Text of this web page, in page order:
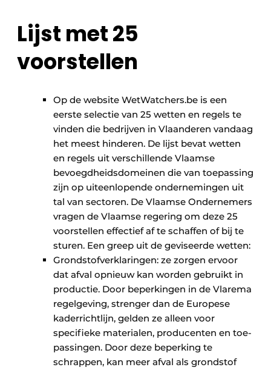
Lijst met 25
voorstellen
Op de website WetWatchers.be is een
eerste selectie van 25 wetten en regels te
vinden die bedrijven in Vlaanderen vandaag
het meest hinderen. De lijst bevat wetten
en regels uit verschillende Vlaamse
bevoegdheidsdomeinen die van toepassing
zijn op uiteenlopende ondernemingen uit
tal van sectoren. De Vlaamse Ondernemers
vragen de Vlaamse regering om deze 25
voorstellen effectief af te schaffen of bij te
sturen. Een greep uit de geviseerde wetten:
Grondstofverklaringen: ze zorgen ervoor
dat afval opnieuw kan worden gebruikt in
productie. Door beperkingen in de Vlarema
regel­geving, strenger dan de Europese
kader­richtlijn, gelden ze alleen voor
specifieke materialen, producenten en toe­
passingen. Door deze beperking te
schrappen, kan meer afval als grondstof